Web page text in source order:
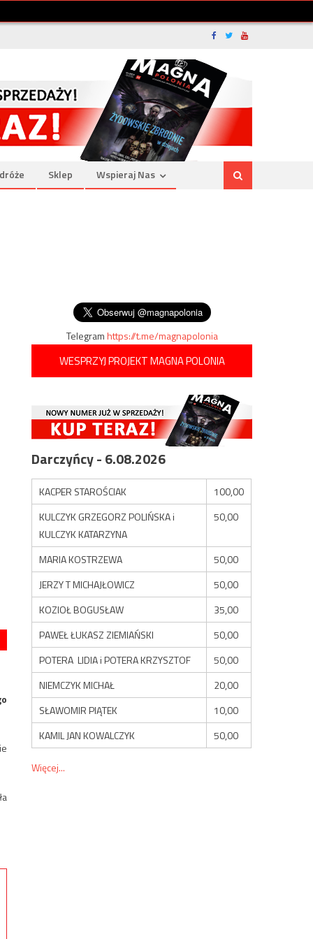
Sklep Wspieraj Nas
Telegramhttps://t.me/magnapolonia
WESPRZYJ PROJEKT MAGNA POLONIA
Darczyńcy - 6.08.2026
KACPER STAROŚCIAK
100,00
KULCZYK GRZEGORZ POLIŃSKA i
KULCZYK KATARZYNA
50,00
MARIA KOSTRZEWA
50,00
JERZY T MICHAJŁOWICZ
50,00
KOZIOŁ BOGUSŁAW
35,00
PAWEŁ ŁUKASZ ZIEMIAŃSKI
50,00
POTERA LIDIA i POTERA KRZYSZTOF
50,00
NIEMCZYK MICHAŁ
20,00
SŁAWOMIR PIĄTEK
10,00
KAMIL JAN KOWALCZYK
50,00
Więcej...